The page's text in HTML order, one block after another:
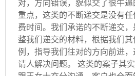
对，方向错误，貌似交了很牛
重点，这类的不断递交是没有
费时间。我们承诺的不断递交
整我们递交的材料，根据我们
例，指导我们往对的方向前进
请人解决问题。 这类的案子其